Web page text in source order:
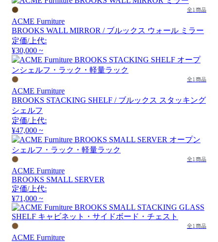
全1商品
ACME Furniture
BROOKS WALL MIRROR / ブルックス ウォール ミラー
定価/上代:
¥30,000 ~
全1商品
ACME Furniture
BROOKS STACKING SHELF / ブルックス スタッキング
シェルフ
定価/上代:
¥47,000 ~
全1商品
ACME Furniture
BROOKS SMALL SERVER
定価/上代:
¥71,000 ~
全1商品
ACME Furniture